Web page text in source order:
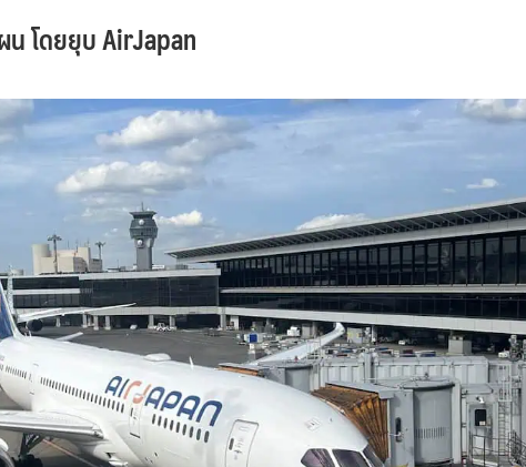
โดยยุบ AirJapan